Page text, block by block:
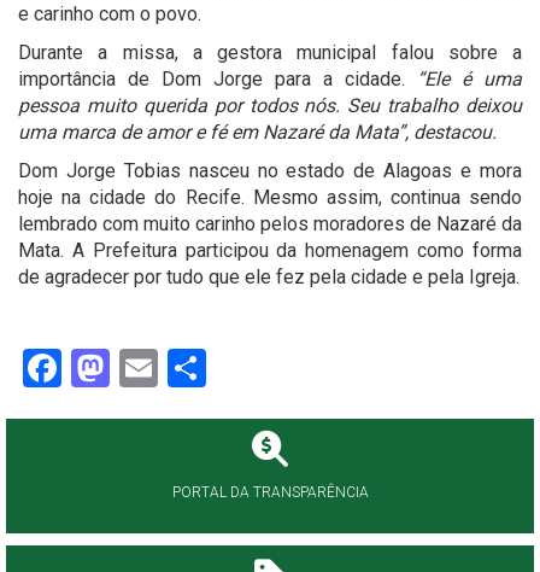
e carinho com o povo.
Durante a missa, a gestora municipal falou sobre a
importância de Dom Jorge para a cidade.
“Ele é uma
pessoa muito querida por todos nós. Seu trabalho deixou
uma marca de amor e fé em Nazaré da Mata”, destacou.
Dom Jorge Tobias nasceu no estado de Alagoas e mora
hoje na cidade do Recife. Mesmo assim, continua sendo
lembrado com muito carinho pelos moradores de Nazaré da
Mata. A Prefeitura participou da homenagem como forma
de agradecer por tudo que ele fez pela cidade e pela Igreja.
Facebook
Mastodon
Email
PORTAL DA TRANSPARÊNCIA